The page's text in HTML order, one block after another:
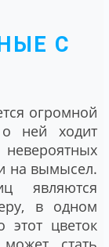
С
огромной
о ней ходит
на вымысел.
являются
в одном
этот цветок